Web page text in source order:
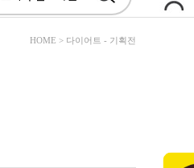
HOME > 다이어트 - 기획전